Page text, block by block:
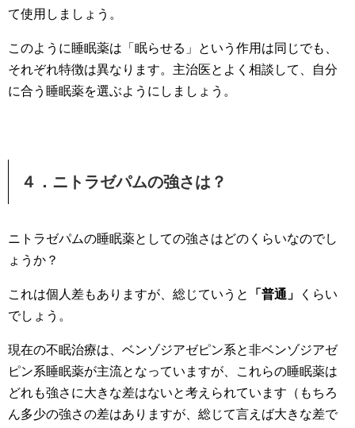
て使用しましょう。
このように睡眠薬は「眠らせる」という作用は同じでも、
それぞれ特徴は異なります。主治医とよく相談して、自分
に合う睡眠薬を選ぶようにしましょう。
４．ニトラゼパムの強さは？
ニトラゼパムの睡眠薬としての強さはどのくらいなのでし
ょうか？
これは個人差もありますが、総じていうと 「普通」
くらい
でしょう。
現在の不眠治療は、ベンゾジアゼピン系と非ベンゾジアゼ
ピン系睡眠薬が主流となっていますが、これらの睡眠薬は
どれも強さに大きな差はないと考えられています（もちろ
ん多少の強さの差はありますが、総じて言えば大きな差で